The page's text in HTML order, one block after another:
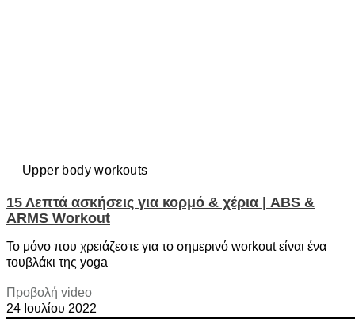
Upper body workouts
15 Λεπτά ασκήσεις για κορμό & χέρια | ABS &
ARMS Workout
Το μόνο που χρειάζεστε για το σημερινό workout είναι ένα
τουβλάκι της yoga
Προβολή video
24 Ιουλίου 2022